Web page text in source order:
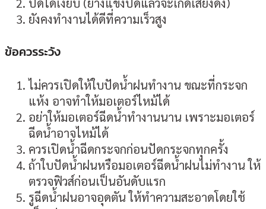
ยังคงทำงานได้ดีที่ความเร็วสูง
ข้อควรระวัง
ไม่ควรเปิดให้ใบปัดน้ำฝนทำงาน ขณะที่กระจก
แห้ง อาจทำให้มอเตอร์ไหม้ได้
อย่าให้มอเตอร์ฉีดน้ำทำงานนาน เพราะมอเตอร์
ฉีดน้ำอาจไหม้ได้
ควรเปิดน้ำฉีดกระจกก่อนปัดกระจกทุกครั้ง
ถ้าใบปัดน้ำฝนหรือมอเตอร์ฉีดน้ำฝนไม่ทำงาน ให้
ตรวจฟิวส์ก่อนเป็นอันดับแรก
รูฉีดน้ำฝนอาจอุดตัน ให้ทำความสะอาดโดยใช้